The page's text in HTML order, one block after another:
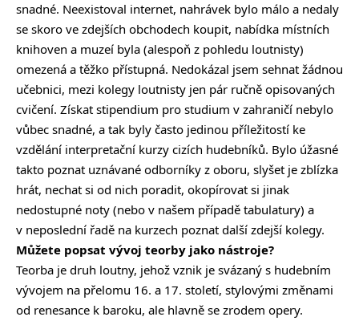
snadné. Neexistoval internet, nahrávek bylo málo a nedaly
se skoro ve zdejších obchodech koupit, nabídka místních
knihoven a muzeí byla (alespoň z pohledu loutnisty)
omezená a těžko přístupná. Nedokázal jsem sehnat žádnou
učebnici, mezi kolegy loutnisty jen pár ručně opisovaných
cvičení. Získat stipendium pro studium v zahraničí nebylo
vůbec snadné, a tak byly často jedinou příležitostí ke
vzdělání interpretační kurzy cizích hudebníků. Bylo úžasné
takto poznat uznávané odborníky z oboru, slyšet je zblízka
hrát, nechat si od nich poradit, okopírovat si jinak
nedostupné noty (nebo v našem případě tabulatury) a
v neposlední řadě na kurzech poznat další zdejší kolegy.
Můžete popsat vývoj teorby jako nástroje?
Teorba je druh loutny, jehož vznik je svázaný s hudebním
vývojem na přelomu 16. a 17. století, stylovými změnami
od renesance k baroku, ale hlavně se zrodem opery.